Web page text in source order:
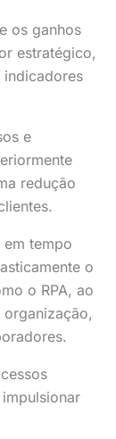
os ganhos
estratégico,
e
redução
tempo
o
o RPA, ao